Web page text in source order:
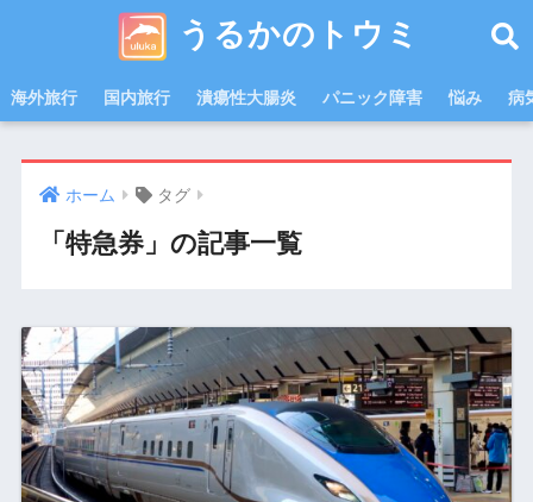
うるかのトウミ
海外旅行 国内旅行 潰瘍性大腸炎 パニック障害 悩み 病
ホーム タグ
「特急券」の記事一覧